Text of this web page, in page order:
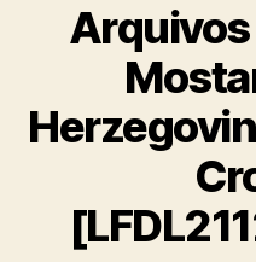
Arquivos